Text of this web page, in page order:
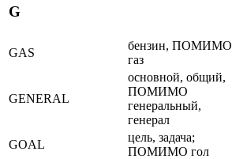
G
GAS
бензин, ПОМИМО
газ
GENERAL
основной, общий,
ПОМИМО
генеральный,
генерал
GOAL
цель, задача;
ПОМИМО гол